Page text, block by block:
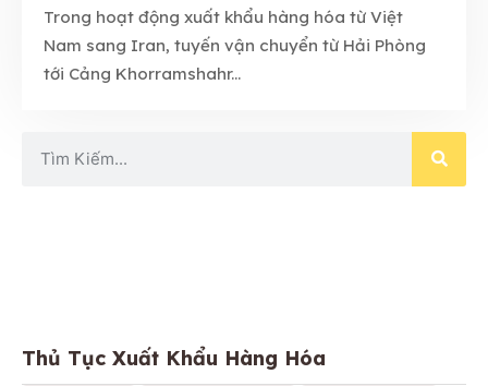
Trong hoạt động xuất khẩu hàng hóa từ Việt
Nam sang Iran, tuyến vận chuyển từ Hải Phòng
tới Cảng Khorramshahr...
Thủ Tục Xuất Khẩu Hàng Hóa